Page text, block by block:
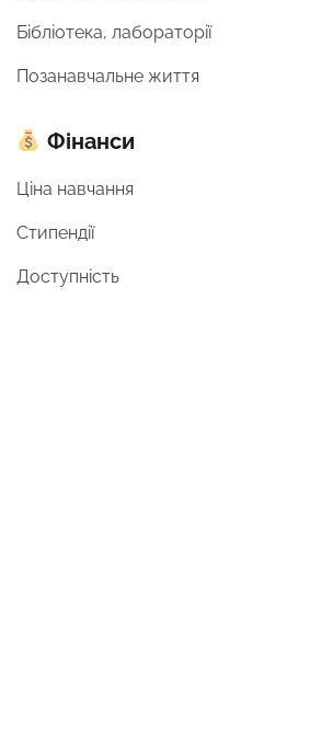
Бібліотека, лабораторії
Позанавчальне життя
Фінанси
Ціна навчання
Стипендії
Доступність